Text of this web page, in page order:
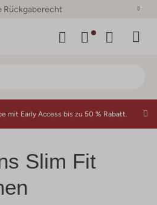
Rückgaberecht
mit Early Access bis zu 50 % Rabatt.
Slim Fit